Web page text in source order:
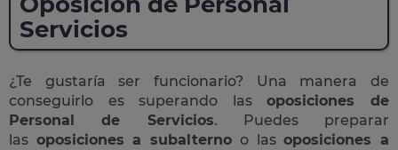
Servicios
¿Te gustaría ser funcionario? Una manera de
conseguirlo es superando lasoposiciones de
Personal de Servicios. Puedes preparar
las oposiciones a subalterno o lasoposiciones a